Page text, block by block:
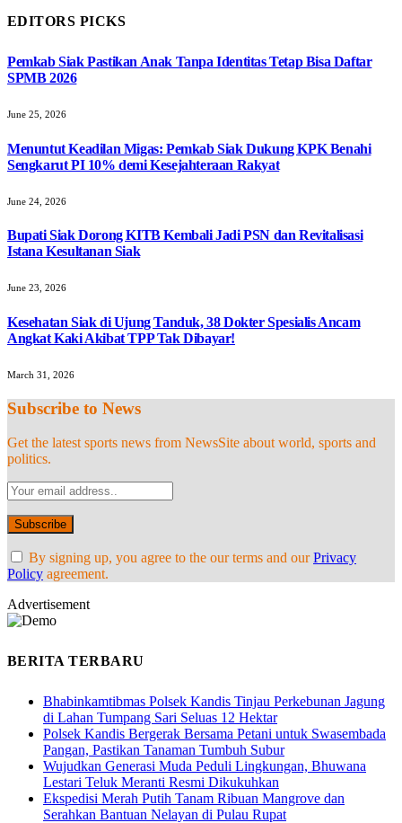
EDITORS PICKS
Pemkab Siak Pastikan Anak Tanpa Identitas Tetap Bisa Daftar
SPMB 2026
June 25, 2026
Menuntut Keadilan Migas: Pemkab Siak Dukung KPK Benahi
Sengkarut PI 10% demi Kesejahteraan Rakyat
June 24, 2026
Bupati Siak Dorong KITB Kembali Jadi PSN dan Revitalisasi
Istana Kesultanan Siak
June 23, 2026
Kesehatan Siak di Ujung Tanduk, 38 Dokter Spesialis Ancam
Angkat Kaki Akibat TPP Tak Dibayar!
March 31, 2026
Subscribe to News
Get the latest sports news from NewsSite about world, sports and
politics.
By signing up, you agree to the our terms and ourPrivacy
Policy agreement.
Advertisement
BERITA TERBARU
Bhabinkamtibmas Polsek Kandis Tinjau Perkebunan Jagung
di Lahan Tumpang Sari Seluas 12 Hektar
Polsek Kandis Bergerak Bersama Petani untuk Swasembada
Pangan, Pastikan Tanaman Tumbuh Subur
Wujudkan Generasi Muda Peduli Lingkungan, Bhuwana
Lestari Teluk Meranti Resmi Dikukuhkan
Ekspedisi Merah Putih Tanam Ribuan Mangrove dan
Serahkan Bantuan Nelayan di Pulau Rupat